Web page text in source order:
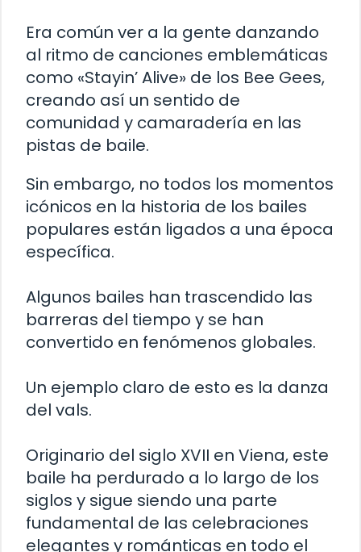
Era común ver a la gente danzando
al ritmo de canciones emblemáticas
como «Stayin’ Alive» de los Bee Gees,
creando así un sentido de
comunidad y camaradería en las
pistas de baile.
Sin embargo, no todos los momentos
icónicos en la historia de los bailes
populares están ligados a una época
específica.
Algunos bailes han trascendido las
barreras del tiempo y se han
convertido en fenómenos globales.
Un ejemplo claro de esto es la danza
del vals.
Originario del siglo XVII en Viena, este
baile ha perdurado a lo largo de los
siglos y sigue siendo una parte
fundamental de las celebraciones
elegantes y románticas en todo el